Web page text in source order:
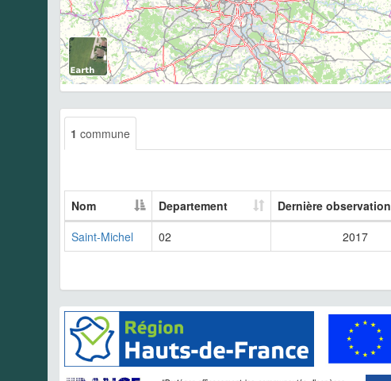
1 commune
Nom Departement Dernière observation
Saint-Michel
02 2017